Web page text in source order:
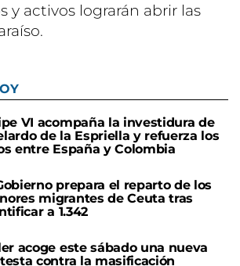
y activos lograrán abrir las
VI acompaña la investidura de
de la Espriella y refuerza los
entre España y Colombia
prepara el reparto de los
migrantes de Ceuta tras
a 1.342
acoge este sábado una nueva
contra la masificación